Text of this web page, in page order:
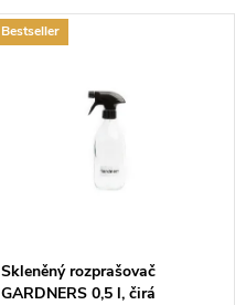
Bestseller
Skleněný rozprašovač
GARDNERS 0,5 l, čirá